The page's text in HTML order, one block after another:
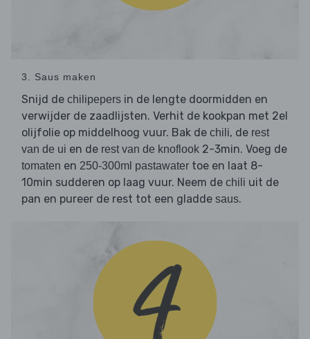
3. Saus maken
Snijd de chilipepers in de lengte doormidden en
verwijder de zaadlijsten. Verhit de kookpan met 2el
olijfolie op middelhoog vuur. Bak de chili, de rest
van de ui en de rest van de knoflook 2-3min. Voeg de
tomaten en 250-300ml pastawater toe en laat 8-
10min sudderen op laag vuur. Neem de chili uit de
pan en pureer de rest tot een gladde saus.